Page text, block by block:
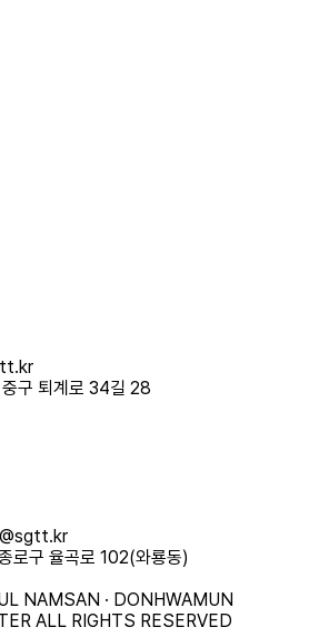
구 퇴계로 34길 28
로구 율곡로 102(와룡동)
NAMSAN · DONHWAMUN
ALL RIGHTS RESERVED